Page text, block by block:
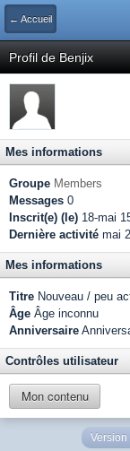
← Accueil
Profil de Benjix
Mes informations
Groupe Members
Messages 0
Inscrit(e) (le) 18-mai
Dernière activité mai
Mes informations
Titre Nouveau / peu
Âge Âge inconnu
Anniversaire
Contrôles utilisateur
Mon contenu
Version